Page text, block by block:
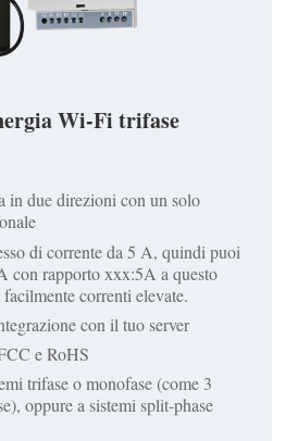
Wi-Fi trifase
in due direzioni con un solo
di corrente da 5 A, quindi puoi
con rapporto xxx:5A a questo
correnti elevate.
con il tuo server
e RoHS
trifase o monofase (come 3
oppure a sistemi split-phase